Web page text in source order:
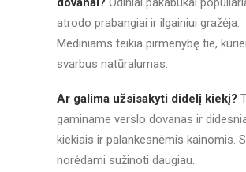
atrodo prabangiai ir ilgainiui gražėja.
Mediniams teikia pirmenybę tie,
svarbus natūralumas.
Ar galima užsisakyti didelį kiekį?
gaminame verslo dovanas ir
kiekiais ir palankesnėmis kainomis.
norėdami sužinoti daugiau.